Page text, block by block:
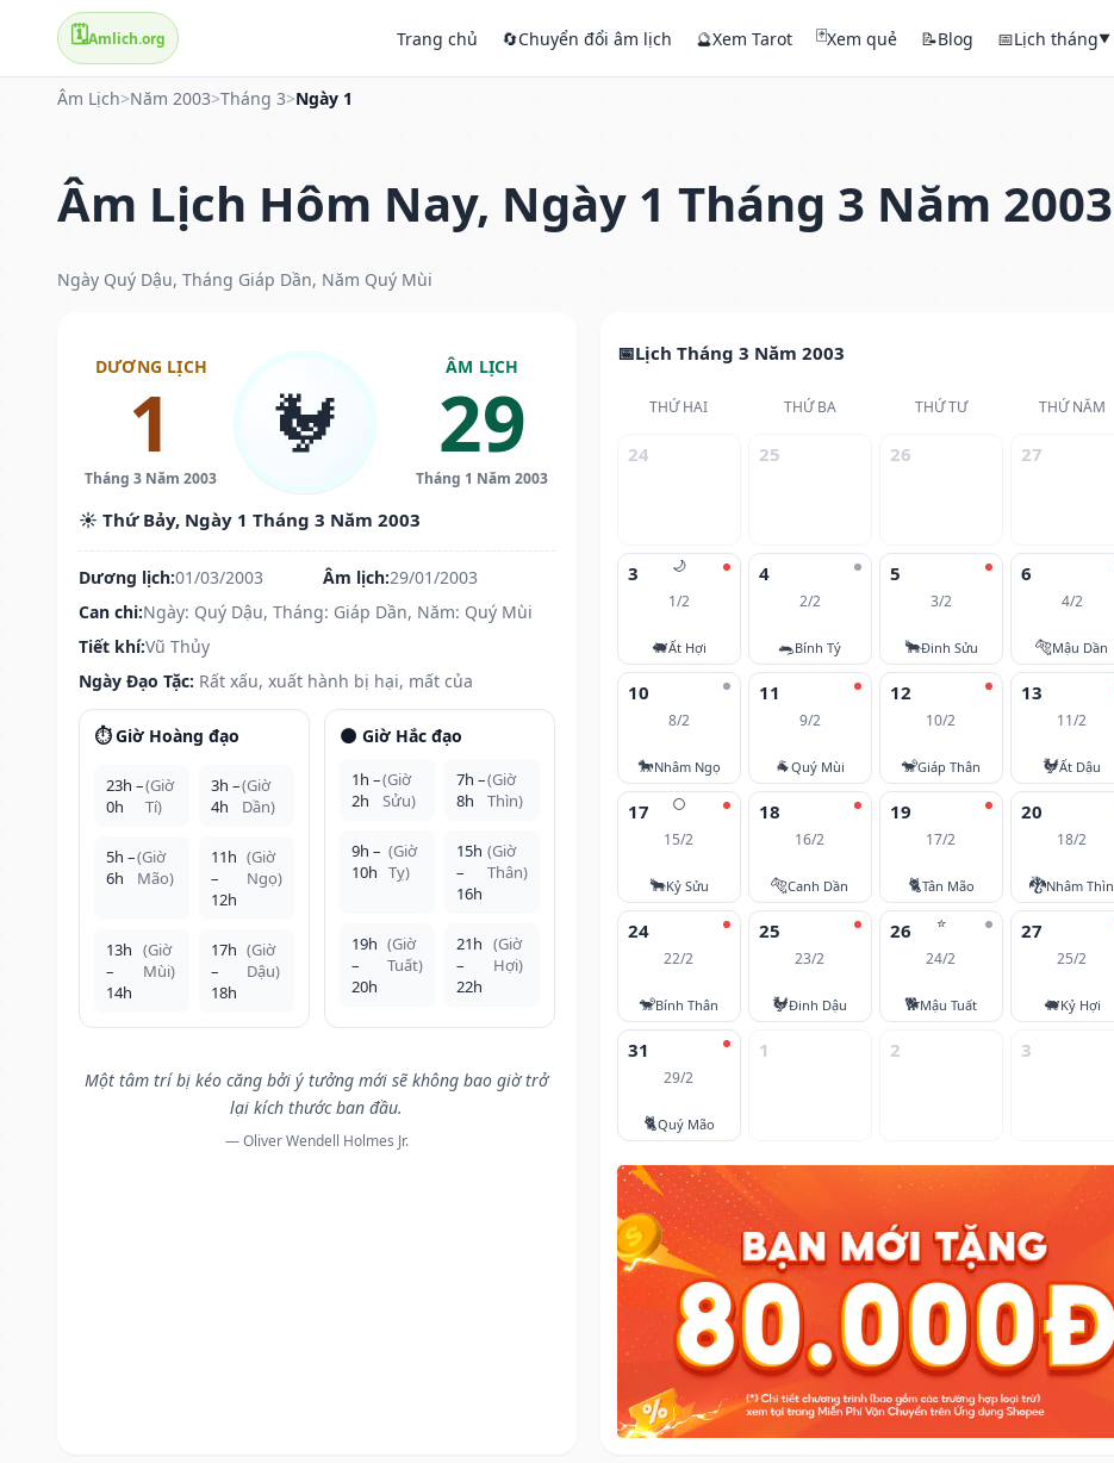
🗓️Amlich.org Trang chủ 🔄Chuyển đổi âm lịch 🔮Xem Tarot 🃏Xem quẻ 📝Blog 📅Lịch tháng▼
Âm Lịch>Năm 2003>Tháng 3>Ngày 1
Âm Lịch Hôm Nay, Ngày 1 Tháng 3 Năm 2003
Ngày Quý Dậu, Tháng Giáp Dần, Năm Quý Mùi
DƯƠNG LỊCH
1
Tháng 3 Năm 2003
🐓
ÂM LỊCH
29
Tháng 1 Năm 2003
☀️ Thứ Bảy, Ngày 1 Tháng 3 Năm 2003
Dương lịch:01/03/2003 Âm lịch:29/01/2003
Can chi:Ngày: Quý Dậu, Tháng: Giáp Dần, Năm: Quý Mùi
Tiết khí:Vũ Thủy
Ngày Đạo Tặc: Rất xấu, xuất hành bị hại, mất của
⏱️ Giờ Hoàng đạo
23h –
0h
(Giờ
Tí)
3h –
4h
(Giờ
Dần)
5h –
6h
(Giờ
Mão)
11h
–
12h
(Giờ
Ngọ)
13h
–
14h
(Giờ
Mùi)
17h
–
18h
(Giờ
Dậu)
🌑 Giờ Hắc đạo
1h –
2h
(Giờ
Sửu)
7h –
8h
(Giờ
Thìn)
9h –
10h
(Giờ
Tỵ)
15h
–
16h
(Giờ
Thân)
19h
–
20h
(Giờ
Tuất)
21h
–
22h
(Giờ
Hợi)
Một tâm trí bị kéo căng bởi ý tưởng mới sẽ không bao giờ trở
lại kích thước ban đầu.
— Oliver Wendell Holmes Jr.
Lịch Tháng 3 Năm 2003
THỨ HAI THỨ BA THỨ TƯ THỨ NĂM
24 25 26 27
🌙
3
1/2
🐖Ất Hợi
4
2/2
🐀Bính Tý
5
3/2
🐂Đinh Sửu
6
4/2
🐅Mậu Dần
10
8/2
🐎Nhâm Ngọ
11
9/2
🐐Quý Mùi
12
10/2
🐒Giáp Thân
13
11/2
🐓Ất Dậu
🌕
17
15/2
🐂Kỷ Sửu
18
16/2
🐅Canh Dần
19
17/2
🐈Tân Mão
20
18/2
🐉Nhâm Thìn
24
22/2
🐒Bính Thân
25
23/2
🐓Đinh Dậu
⭐
26
24/2
🐕Mậu Tuất
27
25/2
🐖Kỷ Hợi
31
29/2
🐈Quý Mão
1 2 3